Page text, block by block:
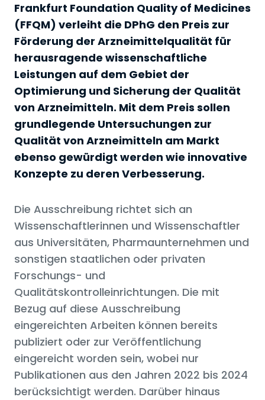
Frankfurt Foundation Quality of Medicines
(FFQM) verleiht die DPhG den Preis zur
Förderung der Arzneimittelqualität für
herausragende wissenschaftliche
Leistungen auf dem Gebiet der
Optimierung und Sicherung der Qualität
von Arzneimitteln. Mit dem Preis sollen
grundlegende Untersuchungen zur
Qualität von Arzneimitteln am Markt
ebenso gewürdigt werden wie innovative
Konzepte zu deren Verbesserung.
Die Ausschreibung richtet sich an
Wissenschaftlerinnen und Wissenschaftler
aus Universitäten, Pharmaunternehmen und
sonstigen staatlichen oder privaten
Forschungs- und
Qualitätskontrolleinrichtungen. Die mit
Bezug auf diese Ausschreibung
eingereichten Arbeiten können bereits
publiziert oder zur Veröffentlichung
eingereicht worden sein, wobei nur
Publikationen aus den Jahren 2022 bis 2024
berücksichtigt werden. Darüber hinaus